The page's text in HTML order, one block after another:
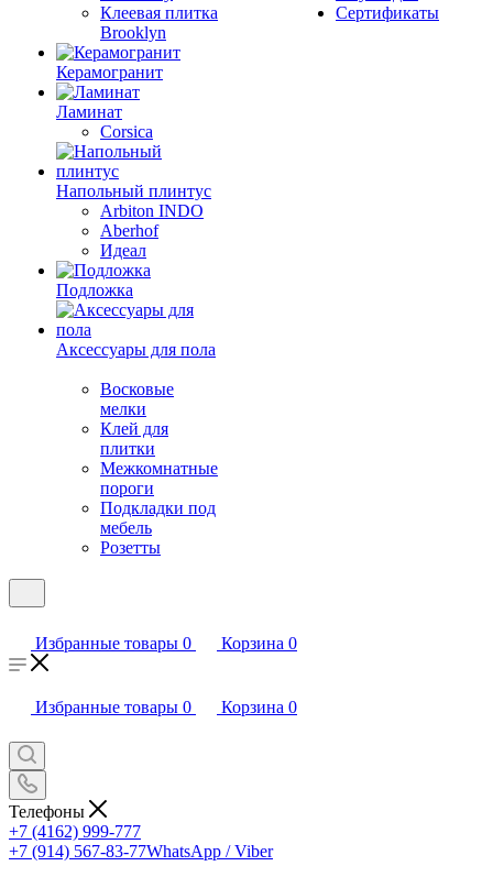
Клеевая плитка
Brooklyn
Керамогранит
Ламинат
Corsica
Напольный плинтус
Arbiton INDO
Aberhof
Идеал
Подложка
Аксессуары для пола
Восковые
мелки
Клей для
плитки
Межкомнатные
пороги
Подкладки под
мебель
Розетты
Сертификаты
Избранные товары 0 Корзина 0
Избранные товары 0 Корзина 0
Телефоны
+7 (4162) 999-777
+7 (914) 567-83-77WhatsApp / Viber